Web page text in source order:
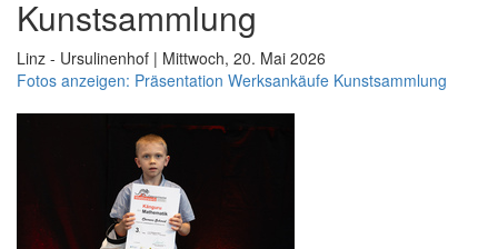
Kunstsammlung
Linz - Ursulinenhof | Mittwoch, 20. Mai 2026
Fotos anzeigen: Präsentation Werksankäufe Kunstsammlung